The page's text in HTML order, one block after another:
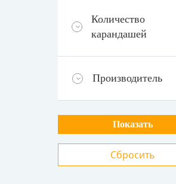
Количество
карандашей
Производитель